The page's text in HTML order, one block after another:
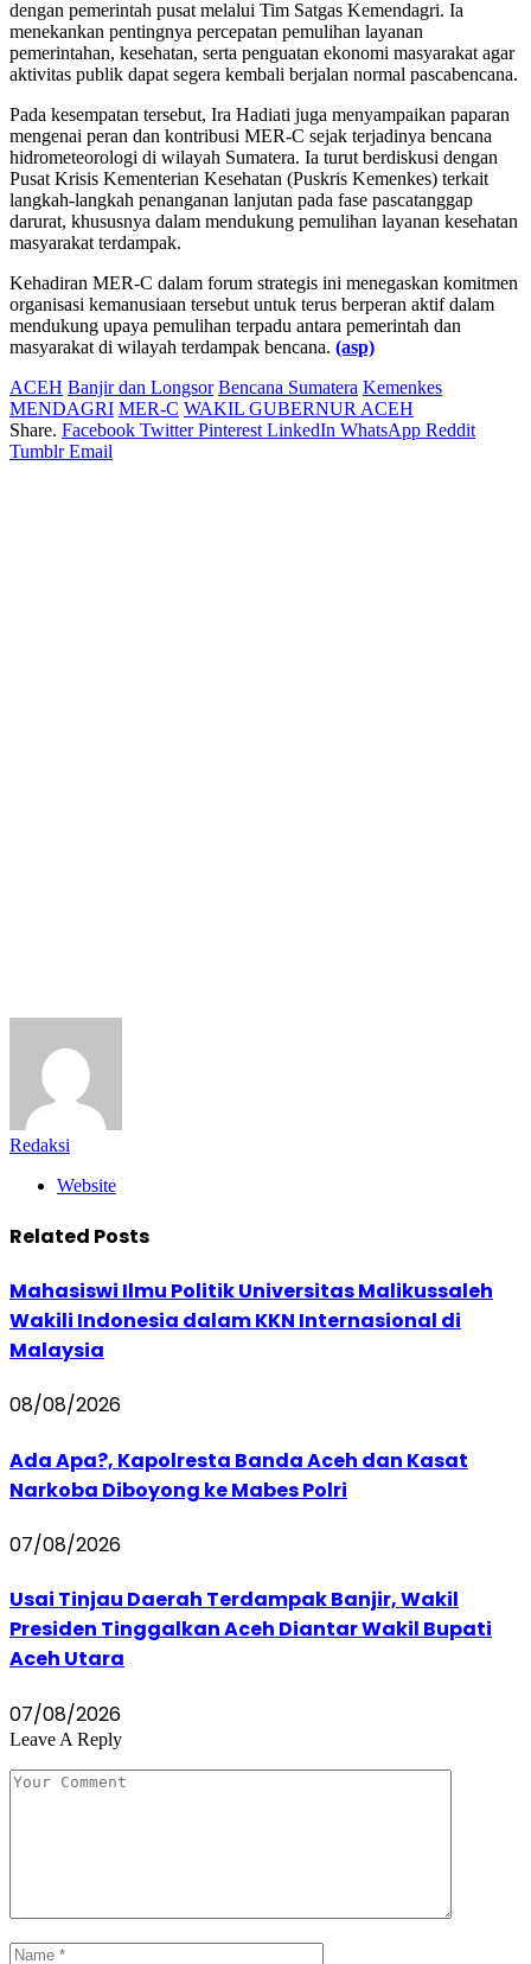
dengan pemerintah pusat melalui Tim Satgas Kemendagri. Ia
menekankan pentingnya percepatan pemulihan layanan
pemerintahan, kesehatan, serta penguatan ekonomi masyarakat agar
aktivitas publik dapat segera kembali berjalan normal pascabencana.
Pada kesempatan tersebut, Ira Hadiati juga menyampaikan paparan
mengenai peran dan kontribusi MER-C sejak terjadinya bencana
hidrometeorologi di wilayah Sumatera. Ia turut berdiskusi dengan
Pusat Krisis Kementerian Kesehatan (Puskris Kemenkes) terkait
langkah-langkah penanganan lanjutan pada fase pascatanggap
darurat, khususnya dalam mendukung pemulihan layanan kesehatan
masyarakat terdampak.
Kehadiran MER-C dalam forum strategis ini menegaskan komitmen
organisasi kemanusiaan tersebut untuk terus berperan aktif dalam
mendukung upaya pemulihan terpadu antara pemerintah dan
masyarakat di wilayah terdampak bencana. (asp)
ACEH Banjir dan Longsor Bencana Sumatera Kemenkes
MENDAGRI MER-C WAKIL GUBERNUR ACEH
Share. Facebook Twitter Pinterest LinkedIn WhatsApp Reddit
Tumblr Email
Redaksi
Website
Related Posts
Mahasiswi Ilmu Politik Universitas Malikussaleh
Wakili Indonesia dalam KKN Internasional di
Malaysia
08/08/2026
Ada Apa?, Kapolresta Banda Aceh dan Kasat
Narkoba Diboyong ke Mabes Polri
07/08/2026
Usai Tinjau Daerah Terdampak Banjir, Wakil
Presiden Tinggalkan Aceh Diantar Wakil Bupati
Aceh Utara
07/08/2026
Leave A Reply